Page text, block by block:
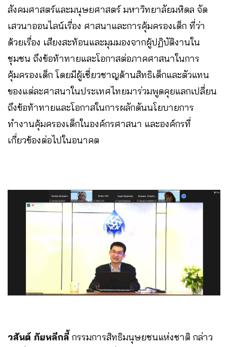
สังคมศาสตร์และมนุษยศาสตร์ มหาวิทยาลัยมหิดล จัด
เสวนาออนไลน์เรื่อง ศาสนาและการคุ้มครองเด็ก ที่ว่า
ด้วยเรื่อง เสียงสะท้อนและมุมมองจากผู้ปฏิบัติงานใน
ชุมชน ถึงข้อท้าทายและโอกาสต่อภาคศาสนาในการ
คุ้มครองเด็ก โดยมีผู้เชี่ยวชาญด้านสิทธิเด็กและตัวแทน
ของแต่ละศาสนาในประเทศไทยมาร่วมพูดคุยแลกเปลี่ยน
ถึงข้อท้าทายและโอกาสในการผลักดันนโยบายการ
ทำงานคุ้มครองเด็กในองค์กรศาสนา และองค์กรที่
เกี่ยวข้องต่อไปในอนาคต
วสันต์ ภัยหลีกลี้ กรรมการสิทธิมนุษยชนแห่งชาติ กล่าว